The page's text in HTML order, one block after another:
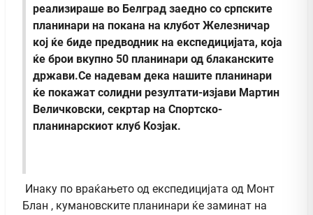
реализираше во Белград заедно со српските
планинари на покана на клубот Железничар
кој ќе биде предводник на експедицијата, која
ќе брои вкупно 50 планинари од блаканските
држави.Се надевам дека нашите планинари
ќе покажат солидни резултати-изјави Мартин
Величковски, секртар на Спортско-
планинарскиот клуб Козјак.
Инаку по враќањето од експедицијата од Монт
Блан , кумановските планинари ќе заминат на